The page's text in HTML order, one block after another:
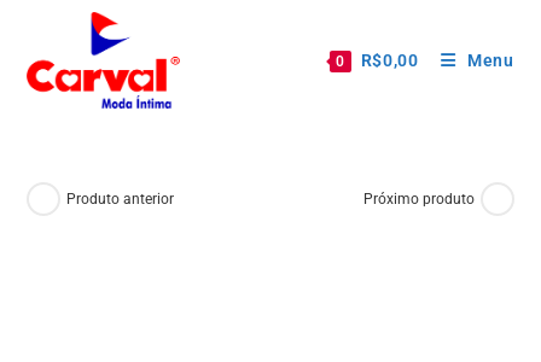
0 R$0,00 Menu
Produto anterior Próximo produto